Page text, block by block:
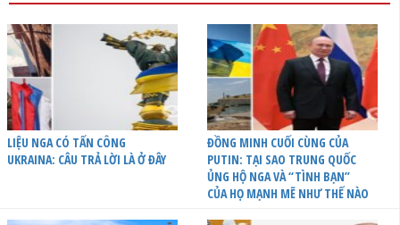
LIỆU NGA CÓ TẤN CÔNG
UKRAINA: CÂU TRẢ LỜI LÀ Ở ĐÂY
ĐỒNG MINH CUỐI CÙNG CỦA
PUTIN: TẠI SAO TRUNG QUỐC
ỦNG HỘ NGA VÀ “TÌNH BẠN”
CỦA HỌ MẠNH MẼ NHƯ THẾ NÀO